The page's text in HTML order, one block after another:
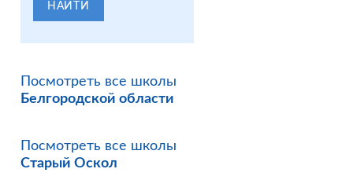
НАЙТИ
Посмотреть все школы
Белгородской области
Посмотреть все школы
Старый Оскол